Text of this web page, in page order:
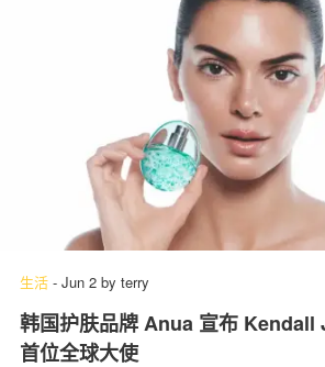
生活 - Jun 2 by terry
韩国护肤品牌 Anua 宣布 Kendall
首位全球大使